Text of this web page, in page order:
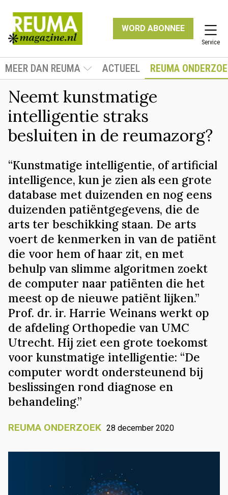
WORD ABONNEE
Service
MEER DAN REUMA ACTUEEL REUMA
Neemt kunstmatige
intelligentie straks
besluiten in de reumazorg?
“Kunstmatige intelligentie, of artificial
intelligence, kun je zien als een grote
database met duizenden en nog eens
duizenden patiëntgegevens, die de
arts ter beschikking staan. De arts
voert de kenmerken in van de patiënt
die voor hem of haar zit, en met
behulp van slimme algoritmen zoekt
de computer naar patiënten die het
meest op de nieuwe patiënt lijken.”
Prof. dr. ir. Harrie Weinans werkt op
de afdeling Orthopedie van UMC
Utrecht. Hij ziet een grote toekomst
voor kunstmatige intelligentie: “De
computer wordt ondersteunend bij
beslissingen rond diagnose en
behandeling.”
REUMA ONDERZOEK 28 december 2020